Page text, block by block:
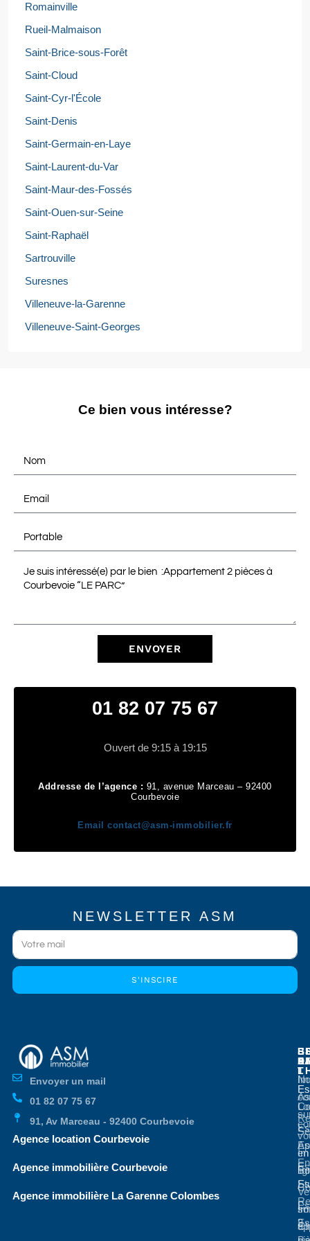
Romainville
Rueil-Malmaison
Saint-Brice-sous-Forêt
Saint-Cloud
Saint-Cyr-l'École
Saint-Denis
Saint-Germain-en-Laye
Saint-Laurent-du-Var
Saint-Maur-des-Fossés
Saint-Ouen-sur-Seine
Saint-Raphaël
Sartrouville
Suresnes
Villeneuve-la-Garenne
Villeneuve-Saint-Georges
Ce bien vous intéresse?
ENVOYER
01 82 07 75 67
Ouvert de 9:15 à 19:15
Addresse de l’agence : 91, avenue Marceau – 92400
Courbevoie
Emailcontact@asm-immobilier.fr
NEWSLETTER ASM
S'INSCIRE
Envoyer un mail
01 82 07 75 67
91, Av Marceau - 92400 Courbevoie
Agence location Courbevoie
Agence immobilière Courbevoie
Agence immobilière La Garenne Colombes
3
en